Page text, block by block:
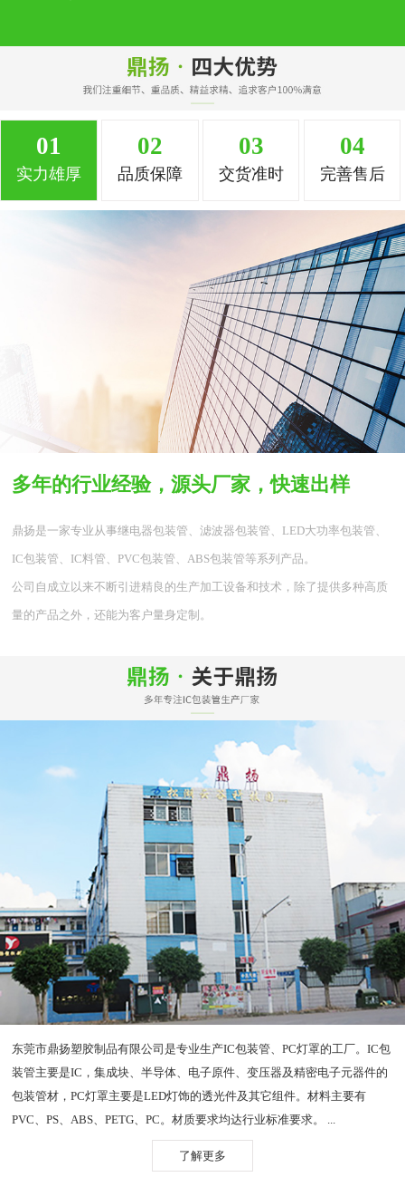
01
实力雄厚
02
品质保障
03
交货准时
04
完善售后
多年的行业经验，源头厂家，快速出样
鼎扬是一家专业从事继电器包装管、滤波器包装管、LED大功率包装管、
IC包装管、IC料管、PVC包装管、ABS包装管等系列产品。
公司自成立以来不断引进精良的生产加工设备和技术，除了提供多种高质
量的产品之外，还能为客户量身定制。
东莞市鼎扬塑胶制品有限公司是专业生产IC包装管、PC灯罩的工厂。IC包
装管主要是IC，集成块、半导体、电子原件、变压器及精密电子元器件的
包装管材，PC灯罩主要是LED灯饰的透光件及其它组件。材料主要有
PVC、PS、ABS、PETG、PC。材质要求均达行业标准要求。 ...
了解更多